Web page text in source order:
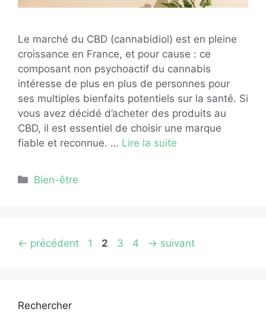
Le marché du CBD (cannabidiol) est en pleine
croissance en France, et pour cause : ce
composant non psychoactif du cannabis
intéresse de plus en plus de personnes pour
ses multiples bienfaits potentiels sur la santé. Si
vous avez décidé d’acheter des produits au
CBD, il est essentiel de choisir une marque
fiable et reconnue. … Lire la suite
Catégories
Bien-être
← précédent Page
1 Page
2 Page
3 Page
4 → suivant
Rechercher